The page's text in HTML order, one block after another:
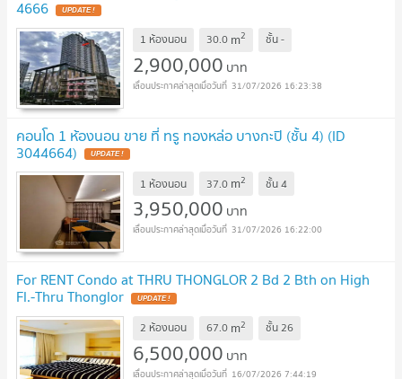
4666 UPDATE !
1 ห้องนอน 30.0 m2 ชั้น-
2,900,000 บาท
31/07/2026 16:23:38
คอนโด 1 ห้องนอน ขาย ที่ ทรู ทองหล่อ บางกะปิ (ชั้น 4) (ID
3044664) UPDATE !
1 ห้องนอน 37.0 m2 ชั้น4
3,950,000 บาท
31/07/2026 16:22:00
For RENT Condo at THRU THONGLOR 2 Bd 2 Bth on High
Fl.-Thru Thonglor UPDATE !
2 ห้องนอน 67.0 m2 ชั้น26
6,500,000 บาท
16/07/2026 7:44:19